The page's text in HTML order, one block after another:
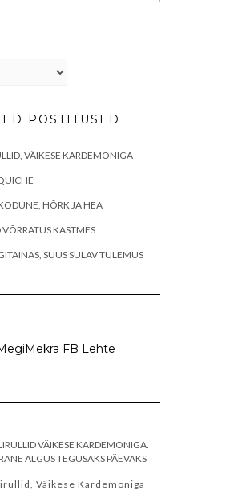
POSTITUSED
VÄIKESE KARDEMONIGA
HÕRK JA HEA
KASTMES
SUUS SULAV TULEMUS
FB Lehte
Väikese Kardemoniga